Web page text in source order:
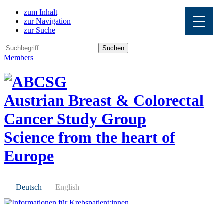
zum Inhalt
zur Navigation
zur Suche
Members
Austrian Breast & Colorectal
Cancer Study Group
Science from the heart of
Europe
Deutsch English